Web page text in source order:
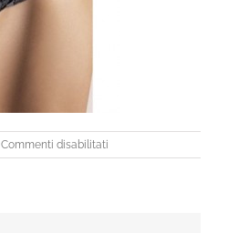
Commenti disabilitati
34121_2_1